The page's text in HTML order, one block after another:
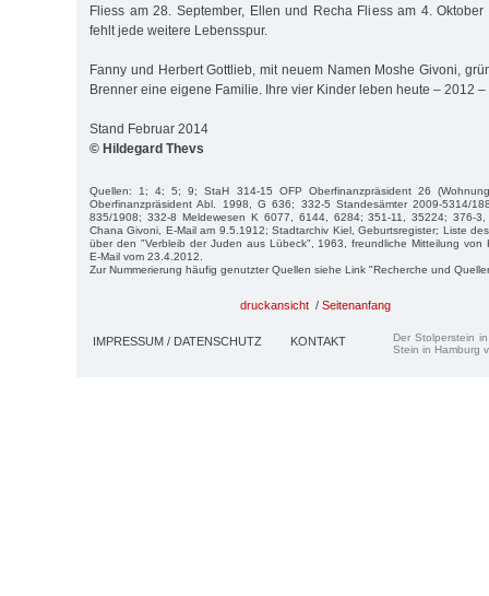
Fliess am 28. September, Ellen und Recha Fliess am 4.
fehlt jede weitere Lebensspur.
Fanny und Herbert Gottlieb, mit neuem Namen Moshe Givoni,
Brenner eine eigene Familie. Ihre vier Kinder leben heute – 2012 –
Stand Februar 2014
© Hildegard Thevs
Quellen: 1; 4; 5; 9; StaH 314-15 OFP Oberfinanzpräsident 26
Oberfinanzpräsident Abl. 1998, G 636; 332-5 Standesämter 2009-5314/
835/1908; 332-8 Meldewesen K 6077, 6144, 6284; 351-11, 35224; 376-
Chana Givoni, E-Mail am 9.5.1912; Stadtarchiv Kiel, Geburtsregister; Liste
über den "Verbleib der Juden aus Lübeck", 1963, freundliche Mitteilung von
E-Mail vom 23.4.2012.
Zur Nummerierung häufig genutzter Quellen siehe Link "Recherche und
druckansicht / Seitenanfang
IMPRESSUM / DATENSCHUTZ KONTAKT
Der Stolperstein
Stein in Hamburg